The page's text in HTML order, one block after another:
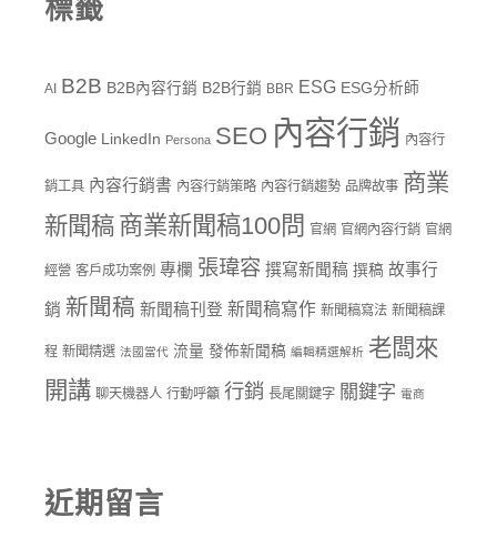
標籤
AI B2B B2B內容行銷 B2B行銷 BBR ESG ESG分析師
Google LinkedIn Persona SEO 內容行銷 內容行
銷工具 內容行銷書 內容行銷策略 內容行銷趨勢 品牌故事 商業
新聞稿 商業新聞稿100問 官網 官網內容行銷 官網
經營 客戶成功案例 專欄 張瑋容 撰寫新聞稿 撰稿 故事行
銷 新聞稿 新聞稿刊登 新聞稿寫作 新聞稿寫法 新聞稿課
程 新聞精選 法國當代 流量 發佈新聞稿 編輯精選解析 老闆來
開講 聊天機器人 行動呼籲 行銷 長尾關鍵字 關鍵字 電商
近期留言